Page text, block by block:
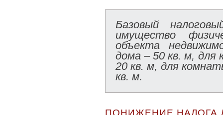
Базовый
имущество
объекта
дома – 50 кв. м, для
20 кв. м, для
кв. м.
ПОНИЖЕНИЕ НАЛОГА